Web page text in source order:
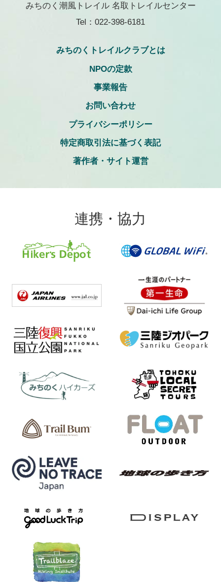
みちのく潮風トレイル 名取トレイルセンター
Tel：022-398-6181
みちのくトレイルクラブとは
NPOの定款
事業報告
お問い合わせ
プライバシーポリシー
特定商取引法に基づく表記
著作者・サイト運営
連携・協力